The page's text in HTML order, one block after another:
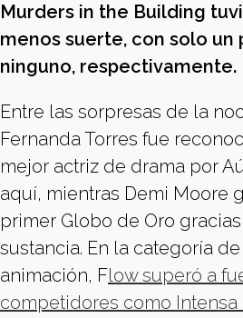
Murders in the Building
menos suerte, con solo un
ninguno, respectivamente.
Entre las sorpresas de la
Fernanda Torres fue
mejor actriz de drama por
aquí, mientras Demi Moore
primer Globo de Oro
sustancia. En la categoría de
animación, Flow superó a
competidores como Intensa